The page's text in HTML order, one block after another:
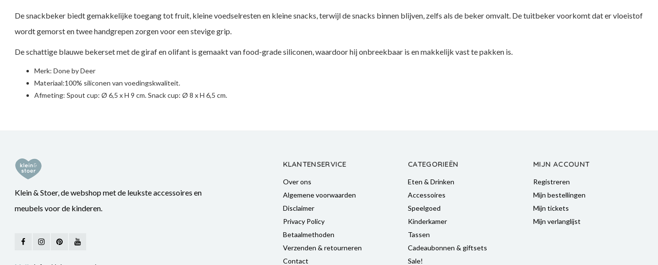
De snackbeker biedt gemakkelijke toegang tot fruit, kleine voedselresten en kleine snacks, terwijl de snacks binnen blijven, zelfs als de beker omvalt. De tuitbeker voorkomt dat er vloeistof
wordt gemorst en twee handgrepen zorgen voor een stevige grip.
De schattige blauwe bekerset met de giraf en olifant is gemaakt van food-grade siliconen, waardoor hij onbreekbaar is en makkelijk vast te pakken is.
Merk: Done by Deer
Materiaal:100% siliconen van voedingskwaliteit.
Afmeting: Spout cup: Ø 6,5 x H 9 cm. Snack cup: Ø 8 x H 6,5 cm.
Klein & Stoer, de webshop met de leukste accessoires en
meubels voor de kinderen.
KLANTENSERVICE
Over ons
Algemene voorwaarden
Disclaimer
Privacy Policy
Betaalmethoden
Verzenden & retourneren
Contact
CATEGORIEËN
Eten & Drinken
Accessoires
Speelgoed
Kinderkamer
Tassen
Cadeaubonnen & giftsets
Sale!
MIJN ACCOUNT
Registreren
Mijn bestellingen
Mijn tickets
Mijn verlanglijst